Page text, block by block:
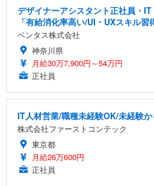
デザイナーアシスタント正社員・
「有給消化率高い/UI・UXスキル習
ベンタス株式会社
神奈川県
月給30万7,900円～54万円
正社員
IT人材営業/職種未経験OK/未経験
株式会社ファーストコンテック
東京都
月給26万600円
正社員